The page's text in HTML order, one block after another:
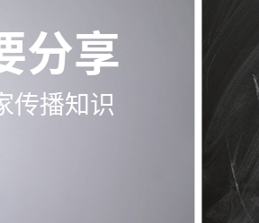
分享
传播知识